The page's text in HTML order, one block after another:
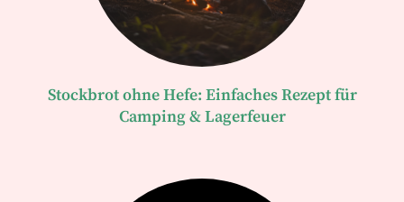
Stockbrot ohne Hefe: Einfaches Rezept für
Camping & Lagerfeuer